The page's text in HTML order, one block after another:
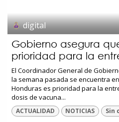
digital
Gobierno asegura
prioridad para la
El Coordinador General de
la semana pasada se encuentra
Honduras es prioridad para la
dosis de vacuna...
ACTUALIDAD NOTICIAS Sin